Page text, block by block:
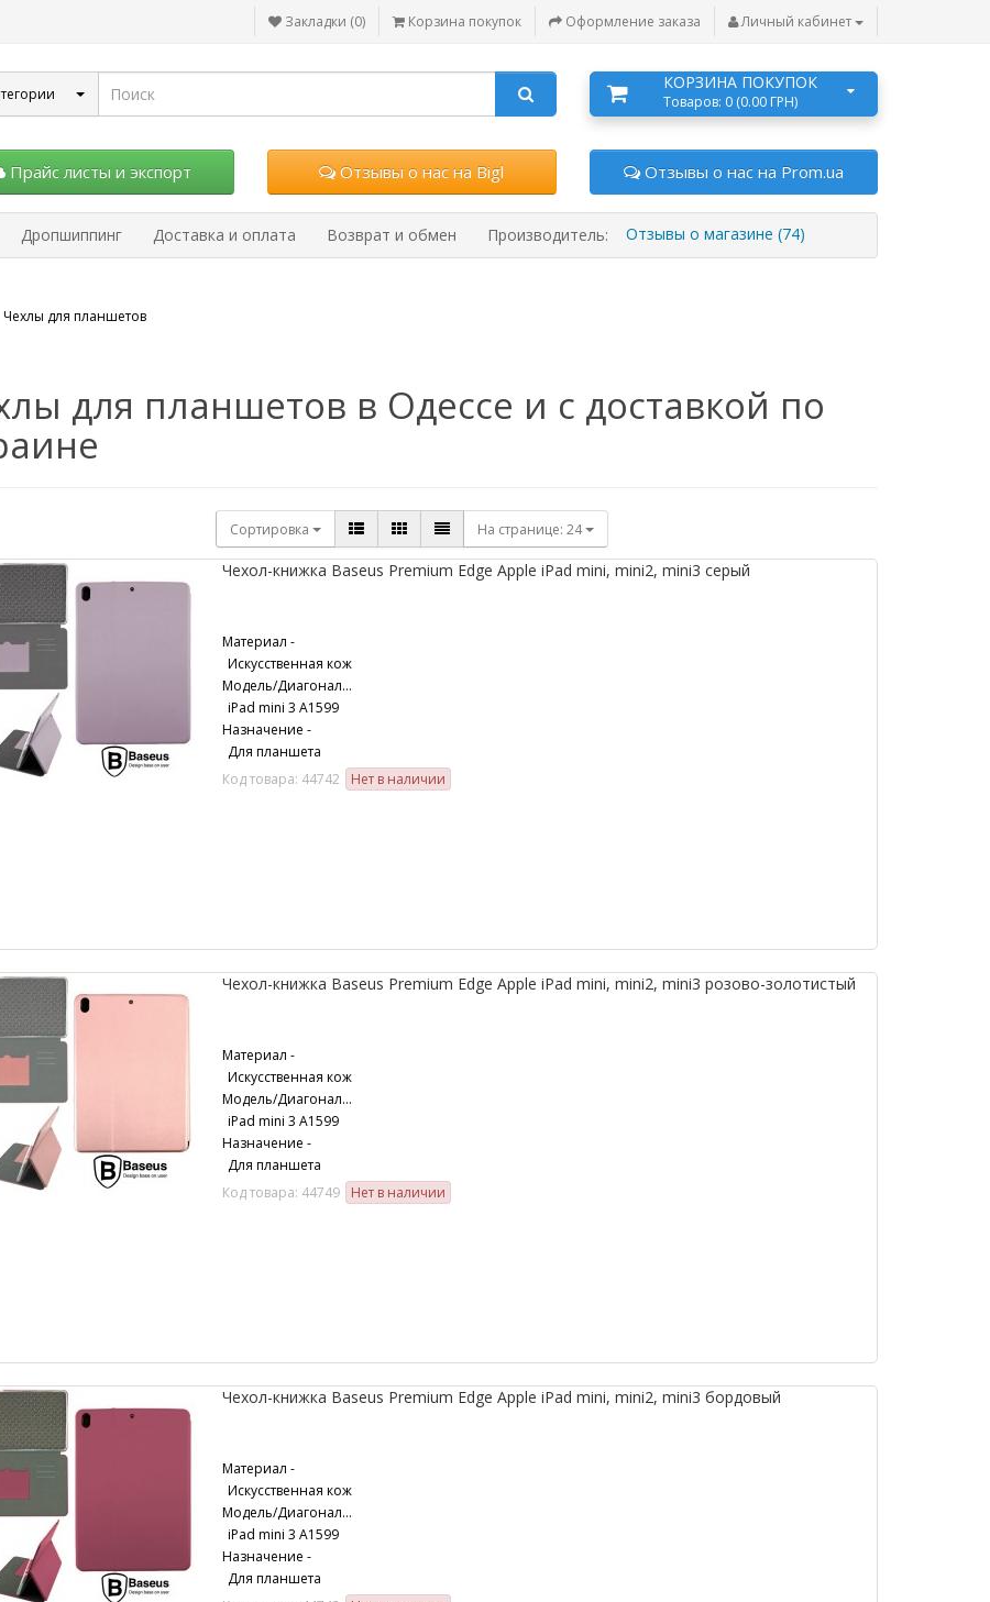
Закладки (0) Корзина покупок Оформление заказа Личный кабинет
КОРЗИНА ПОКУПОК
Товаров: 0 (0.00 ГРН)
Прайс листы и экспорт Отзывы о нас на Bigl Отзывы о нас на Prom.ua
Дропшиппинг Доставка и оплата Возврат и обмен Производитель: Отзывы о магазине (74)
Чехлы для планшетов
для планшетов в Одессе и с доставкой по
Сортировка На странице: 24
Чехол-книжка Baseus Premium Edge Apple iPad mini, mini2, mini3 серый
Материал -
Искусственная кож
Модель/Диагональ -
iPad mini 3 A1599
Назначение -
Для планшета
Код товара: 44742
Нет в наличии
Чехол-книжка Baseus Premium Edge Apple iPad mini, mini2, mini3 розово-золотистый
Материал -
Искусственная кож
Модель/Диагональ -
iPad mini 3 A1599
Назначение -
Для планшета
Код товара: 44749
Нет в наличии
Чехол-книжка Baseus Premium Edge Apple iPad mini, mini2, mini3 бордовый
Материал -
Искусственная кож
Модель/Диагональ -
iPad mini 3 A1599
Назначение -
Для планшета